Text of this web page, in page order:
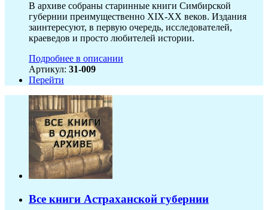
В архиве собраны старинные книги Симбирской
губернии преимущественно XIX-ХХ веков. Издания
заинтересуют, в первую очередь, исследователей,
краеведов и просто любителей истории.
Подробнее в описании
Артикул: 31-009
Перейти
Все книги Астраханской губернии